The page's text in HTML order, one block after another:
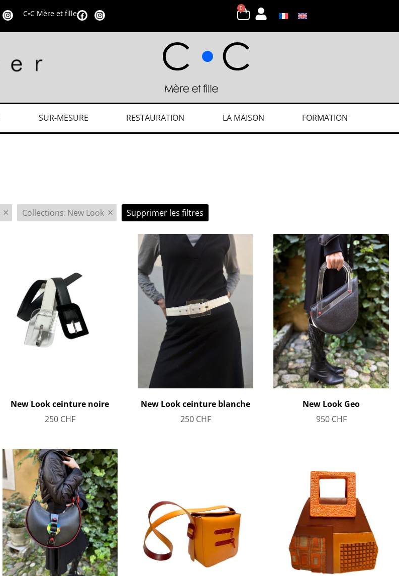
C•C Mère et fille
0
SUR-MESURE RESTAURATION LA MAISON FORMATION
× Collections: New Look × Supprimer les filtres
New Look ceinture noire
250 CHF
New Look ceinture blanche
250 CHF
New Look Geo
950 CHF